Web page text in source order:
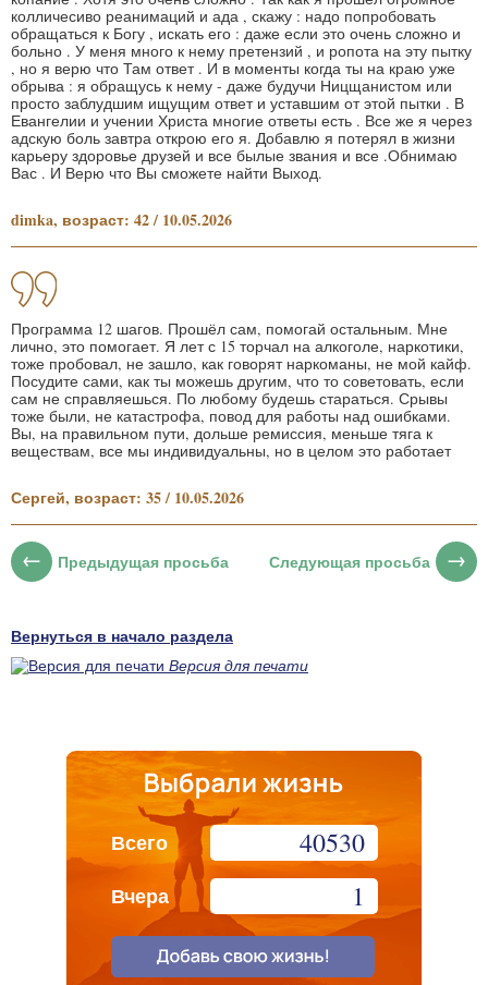
колличесиво реанимаций и ада , скажу : надо попробовать
обращаться к Богу , искать его : даже если это очень сложно и
больно . У меня много к нему претензий , и ропота на эту пытку
, но я верю что Там ответ . И в моменты когда ты на краю уже
обрыва : я обращусь к нему - даже будучи Ницщанистом или
просто заблудшим ищущим ответ и уставшим от этой пытки . В
Евангелии и учении Христа многие ответы есть . Все же я через
адскую боль завтра открою его я. Добавлю я потерял в жизни
карьеру здоровье друзей и все былые звания и все .Обнимаю
Вас . И Верю что Вы сможете найти Выход.
dimka, возраст: 42 / 10.05.2026
Программа 12 шагов. Прошёл сам, помогай остальным. Мне
лично, это помогает. Я лет с 15 торчал на алкоголе, наркотики,
тоже пробовал, не зашло, как говорят наркоманы, не мой кайф.
Посудите сами, как ты можешь другим, что то советовать, если
сам не справляешься. По любому будешь стараться. Срывы
тоже были, не катастрофа, повод для работы над ошибками.
Вы, на правильном пути, дольше ремиссия, меньше тяга к
веществам, все мы индивидуальны, но в целом это работает
Сергей, возраст: 35 / 10.05.2026
Предыдущая просьба Следующая просьба
Вернуться в начало раздела
Версия для печати
Всего 40530
Вчера 1